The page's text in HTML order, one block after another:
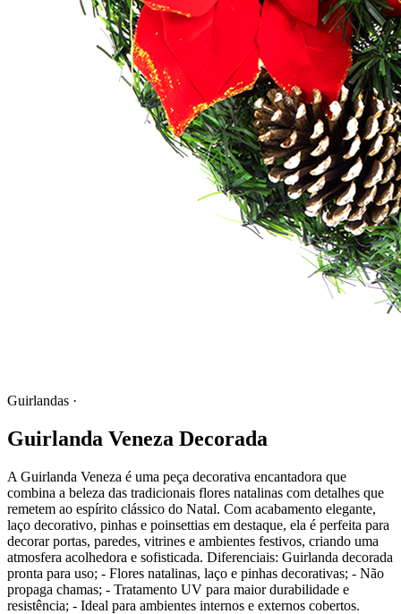
Guirlandas ·
Guirlanda Veneza Decorada
A Guirlanda Veneza é uma peça decorativa encantadora que
combina a beleza das tradicionais flores natalinas com detalhes que
remetem ao espírito clássico do Natal. Com acabamento elegante,
laço decorativo, pinhas e poinsettias em destaque, ela é perfeita para
decorar portas, paredes, vitrines e ambientes festivos, criando uma
atmosfera acolhedora e sofisticada. Diferenciais: Guirlanda decorada
pronta para uso; - Flores natalinas, laço e pinhas decorativas; - Não
propaga chamas; - Tratamento UV para maior durabilidade e
resistência; - Ideal para ambientes internos e externos cobertos.